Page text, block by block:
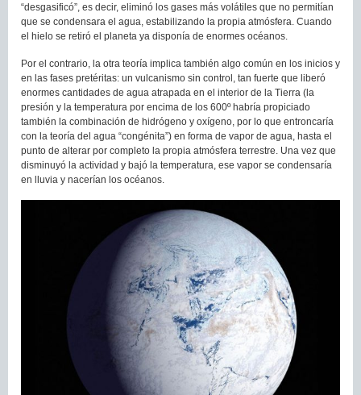
“desgasificó”, es decir, eliminó los gases más volátiles que no permitían
que se condensara el agua, estabilizando la propia atmósfera. Cuando
el hielo se retiró el planeta ya disponía de enormes océanos.
Por el contrario, la otra teoría implica también algo común en los inicios y
en las fases pretéritas: un vulcanismo sin control, tan fuerte que liberó
enormes cantidades de agua atrapada en el interior de la Tierra (la
presión y la temperatura por encima de los 600º habría propiciado
también la combinación de hidrógeno y oxígeno, por lo que entroncaría
con la teoría del agua “congénita”) en forma de vapor de agua, hasta el
punto de alterar por completo la propia atmósfera terrestre. Una vez que
disminuyó la actividad y bajó la temperatura, ese vapor se condensaría
en lluvia y nacerían los océanos.